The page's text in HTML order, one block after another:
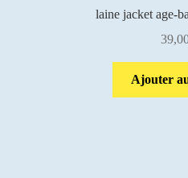
laine jacket age-
Ajouter